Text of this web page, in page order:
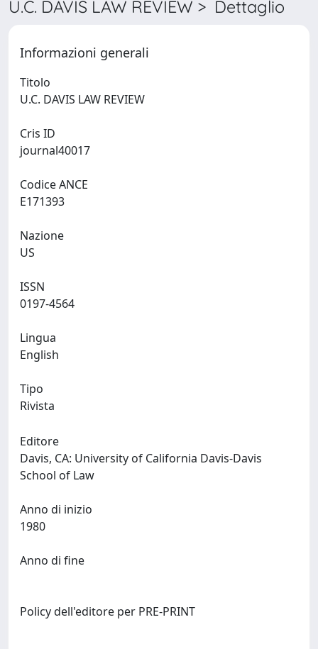
U.C. DAVIS LAW REVIEW > Dettaglio
Informazioni generali
Titolo
Cris ID
Codice ANCE
Nazione
ISSN
Lingua
Tipo
Rivista
Editore
Davis, CA: University of California Davis-Davis
Anno di inizio
Anno di fine
Policy dell'editore per PRE-PRINT